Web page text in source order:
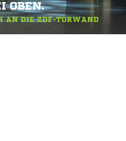
OBEN.
AN DIE ZDF-TORWAND